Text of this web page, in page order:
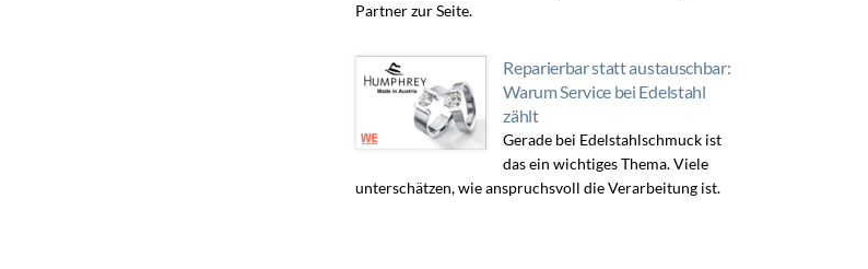
Partner zur Seite.
Reparierbar statt austauschbar:
Warum Service bei Edelstahl
zählt
Gerade bei Edelstahlschmuck ist
das ein wichtiges Thema. Viele
unterschätzen, wie anspruchsvoll die Verarbeitung ist.